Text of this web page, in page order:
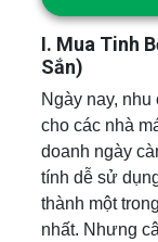
I. Mua Tinh
Sắn)
Ngày nay,
cho các nhà
doanh ngày
tính dễ sử
thành một
nhất. Nhưng